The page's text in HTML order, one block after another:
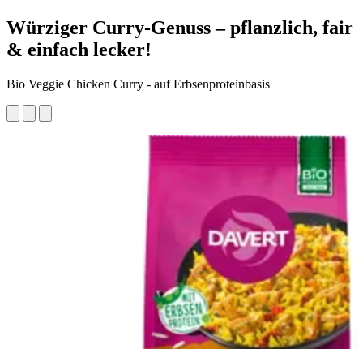
Würziger Curry-Genuss – pflanzlich, fair
& einfach lecker!
Bio Veggie Chicken Curry - auf Erbsenproteinbasis